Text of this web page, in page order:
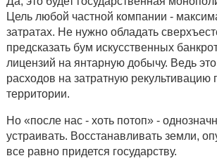
Цель любой частной компании -
затратах. Не нужно обладать
предсказать бум искусственных
лицензий на янтарную добычу. Ведь
расходов на затратную
территории.
Но «после нас - хоть потоп» -
устраивать. Восстанавливать земли,
все равно придется государству.